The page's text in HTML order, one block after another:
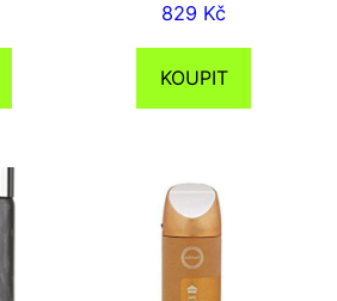
829 Kč
KOUPIT